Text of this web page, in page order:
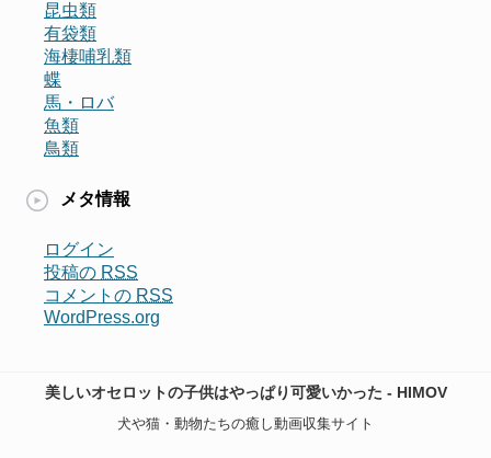
昆虫類
有袋類
海棲哺乳類
蝶
馬・ロバ
魚類
鳥類
メタ情報
ログイン
投稿の RSS
コメントの RSS
WordPress.org
美しいオセロットの子供はやっぱり可愛いかった - HIMOV
犬や猫・動物たちの癒し動画収集サイト